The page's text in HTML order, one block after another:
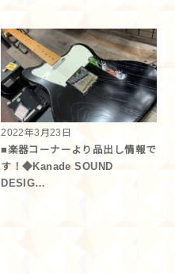
2022年3月23日
■楽器コーナーより品出し情報で
す！◆Kanade SOUND
DESIG…